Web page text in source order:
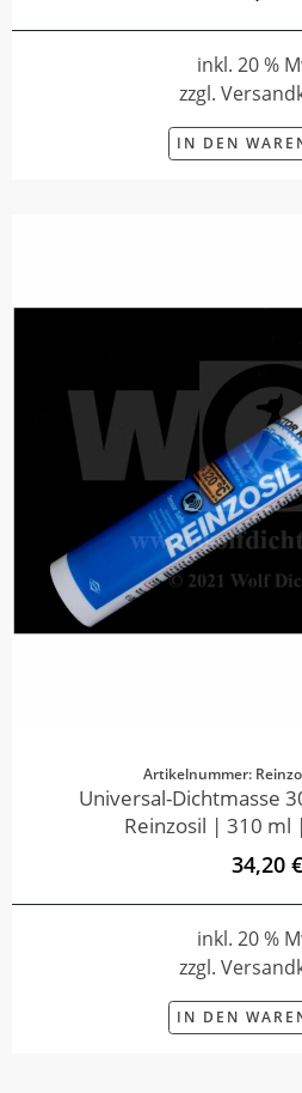
inkl. 20 %
zzgl.
IN DEN
Artikelnummer:
Universal-Dichtmasse
Reinzosil | 310 ml
34,20 €
inkl. 20 %
zzgl.
IN DEN